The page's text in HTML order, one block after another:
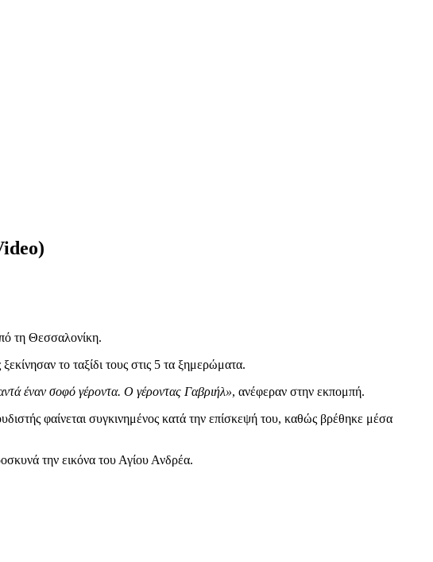
τη Θεσσαλονίκη.
το ταξίδι τους στις 5 τα ξημερώματα.
έναν σοφό γέροντα. Ο γέροντας Γαβριήλ», ανέφεραν στην εκπομπή.
φαίνεται συγκινημένος κατά την επίσκεψή του, καθώς βρέθηκε μέσα
την εικόνα του Αγίου Ανδρέα.